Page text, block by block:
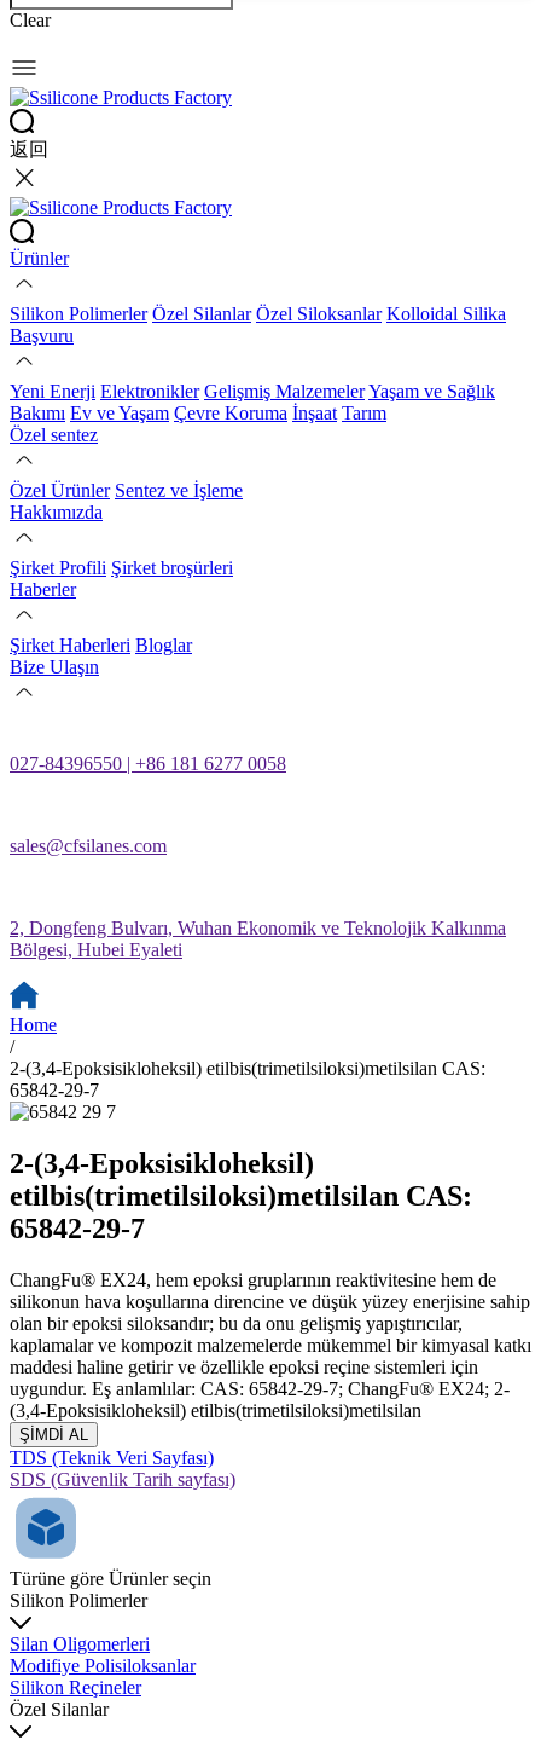
Clear
返回
Ürünler
Silikon Polimerler Özel Silanlar Özel Siloksanlar Kolloidal Silika
Başvuru
Yeni Enerji Elektronikler Gelişmiş MalzemelerYaşam ve Sağlık
Bakımı Ev ve Yaşam Çevre Koruma İnşaat Tarım
Özel sentez
Özel Ürünler Sentez ve İşleme
Hakkımızda
Şirket Profili Şirket broşürleri
Haberler
Şirket Haberleri Bloglar
Bize Ulaşın
027-84396550 | +86 181 6277 0058
sales@cfsilanes.com
2, Dongfeng Bulvarı, Wuhan Ekonomik ve Teknolojik Kalkınma
Bölgesi, Hubei Eyaleti
Home
/
2-(3,4-Epoksisikloheksil) etilbis(trimetilsiloksi)metilsilan CAS:
65842-29-7
2-(3,4-Epoksisikloheksil)
etilbis(trimetilsiloksi)metilsilan CAS:
65842-29-7
ChangFu® EX24, hem epoksi gruplarının reaktivitesine hem de
silikonun hava koşullarına direncine ve düşük yüzey enerjisine sahip
olan bir epoksi siloksandır; bu da onu gelişmiş yapıştırıcılar,
kaplamalar ve kompozit malzemelerde mükemmel bir kimyasal katkı
maddesi haline getirir ve özellikle epoksi reçine sistemleri için
uygundur. Eş anlamlılar: CAS: 65842-29-7; ChangFu® EX24; 2-
(3,4-Epoksisikloheksil) etilbis(trimetilsiloksi)metilsilan
ŞİMDİ AL
TDS (Teknik Veri Sayfası)
SDS (Güvenlik Tarih sayfası)
Türüne göre Ürünler seçin
Silikon Polimerler
Silan Oligomerleri
Modifiye Polisiloksanlar
Silikon Reçineler
Özel Silanlar